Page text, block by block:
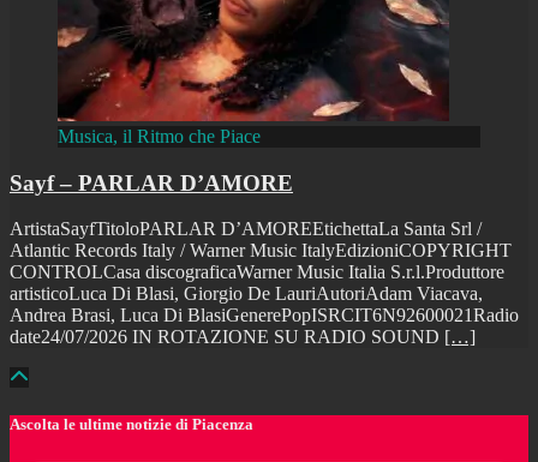
Musica, il Ritmo che Piace
Sayf – PARLAR D’AMORE
ArtistaSayfTitoloPARLAR D’AMOREEtichettaLa Santa Srl /
Atlantic Records Italy / Warner Music ItalyEdizioniCOPYRIGHT
CONTROLCasa discograficaWarner Music Italia S.r.l.Produttore
artisticoLuca Di Blasi, Giorgio De LauriAutoriAdam Viacava,
Andrea Brasi, Luca Di BlasiGenerePopISRCIT6N92600021Radio
date24/07/2026 IN ROTAZIONE SU RADIO SOUND […]
Ascolta le ultime notizie di Piacenza